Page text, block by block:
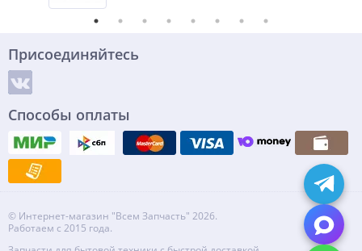
Присоединяйтесь
Способы оплаты
© Интернет-магазин "Всем Запчасть" 2026.
Работаем с 2015 года.